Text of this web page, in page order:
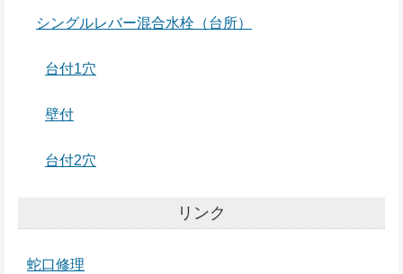
シングルレバー混合水栓（台所）
台付1穴
壁付
台付2穴
リンク
蛇口修理